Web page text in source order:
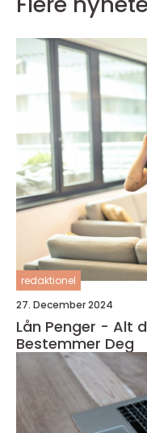
redaktionel
27. December 2024
Lån Penger - Alt
Bestemmer Deg